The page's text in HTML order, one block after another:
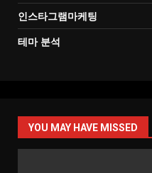
인스타그램마케팅
테마 분석
YOU MAY HAVE MISSED